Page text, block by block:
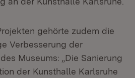
gehörte zudem die
Verbesserung der
Museums: „Die Sanierung
der Kunsthalle Karlsruhe